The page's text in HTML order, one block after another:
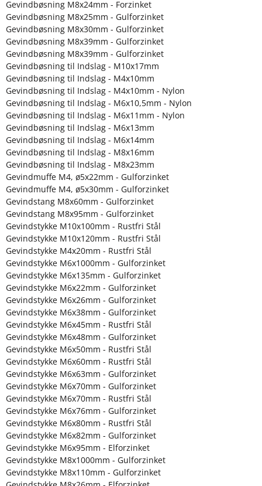
Gevindbøsning M8x24mm - Forzinket
Gevindbøsning M8x25mm - Gulforzinket
Gevindbøsning M8x30mm - Gulforzinket
Gevindbøsning M8x39mm - Gulforzinket
Gevindbøsning M8x39mm - Gulforzinket
Gevindbøsning til Indslag - M10x17mm
Gevindbøsning til Indslag - M4x10mm
Gevindbøsning til Indslag - M4x10mm - Nylon
Gevindbøsning til Indslag - M6x10,5mm - Nylon
Gevindbøsning til Indslag - M6x11mm - Nylon
Gevindbøsning til Indslag - M6x13mm
Gevindbøsning til Indslag - M6x14mm
Gevindbøsning til Indslag - M8x16mm
Gevindbøsning til Indslag - M8x23mm
Gevindmuffe M4, ø5x22mm - Gulforzinket
Gevindmuffe M4, ø5x30mm - Gulforzinket
Gevindstang M8x60mm - Gulforzinket
Gevindstang M8x95mm - Gulforzinket
Gevindstykke M10x100mm - Rustfri Stål
Gevindstykke M10x120mm - Rustfri Stål
Gevindstykke M4x20mm - Rustfri Stål
Gevindstykke M6x1000mm - Gulforzinket
Gevindstykke M6x135mm - Gulforzinket
Gevindstykke M6x22mm - Gulforzinket
Gevindstykke M6x26mm - Gulforzinket
Gevindstykke M6x38mm - Gulforzinket
Gevindstykke M6x45mm - Rustfri Stål
Gevindstykke M6x48mm - Gulforzinket
Gevindstykke M6x50mm - Rustfri Stål
Gevindstykke M6x60mm - Rustfri Stål
Gevindstykke M6x63mm - Gulforzinket
Gevindstykke M6x70mm - Gulforzinket
Gevindstykke M6x70mm - Rustfri Stål
Gevindstykke M6x76mm - Gulforzinket
Gevindstykke M6x80mm - Rustfri Stål
Gevindstykke M6x82mm - Gulforzinket
Gevindstykke M6x95mm - Elforzinket
Gevindstykke M8x1000mm - Gulforzinket
Gevindstykke M8x110mm - Gulforzinket